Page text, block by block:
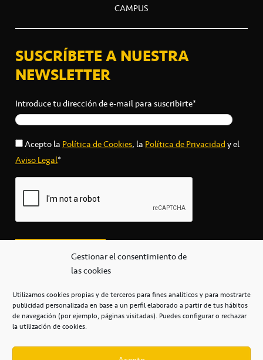
Gestionar el consentimiento de
las cookies
Utilizamos cookies propias y de terceros para fines analíticos y para mostrarte
publicidad personalizada en base a un perfil elaborado a partir de tus hábitos
de navegación (por ejemplo, páginas visitadas). Puedes configurar o rechazar
la utilización de cookies.
CAMPUS
SUSCRÍBETE A NUESTRA
NEWSLETTER
Introduce tu dirección de e-mail para suscribirte*
Acepto laPolítica de Cookies, laPolítica de Privacidady el
Aviso Legal*
secretaria@cbcanarias.es
+34 922 253 684